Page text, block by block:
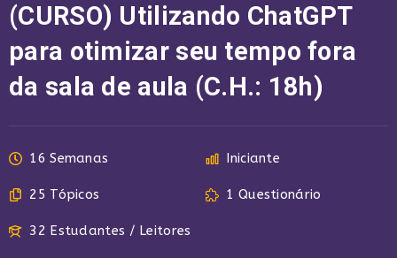
(CURSO) Utilizando ChatGPT
para otimizar seu tempo fora
da sala de aula (C.H.: 18h)
16 Semanas Iniciante
25 Tópicos 1 Questionário
32 Estudantes / Leitores